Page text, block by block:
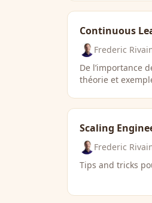
Continuous
Frederic
De l’importance
théorie et
Scaling
Frederic
Tips and tricks